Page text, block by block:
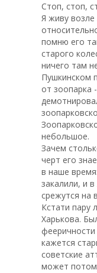
Стоп, стоп,
Я живу
помню его
старого
ничего там
Пушкинском
от зоопарка
небольшое.
Зачем
черт его
в наше
закалили, и
срежутся на
Кстати пару
Харькова.
кажется
советские
может